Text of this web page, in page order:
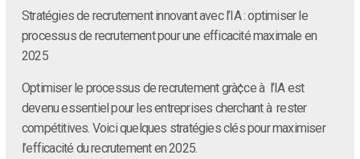
Stratégies de recrutement innovant avec l’IA : optimiser le
processus de recrutement pour une efficacité maximale en
2025
Optimiser le processus de recrutement grà¢ce à l’IA est
devenu essentiel pour les entreprises cherchant à rester
compétitives. Voici quelques stratégies clés pour maximiser
l’efficacité du recrutement en 2025.